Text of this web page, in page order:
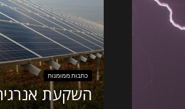
כתבות ממומנות
השקעת